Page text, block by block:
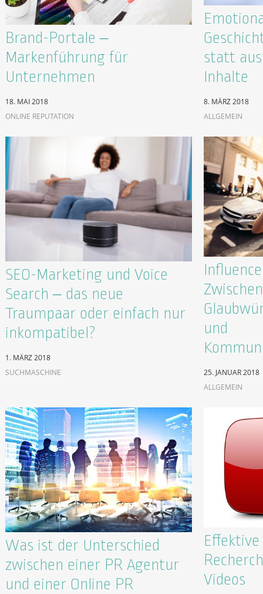
Brand-Portale –
Markenführung für
Unternehmen
18. MAI 2018
ONLINE REPUTATION
statt
Inhalte
8. MÄRZ 2018
ALLGEMEIN
SEO-Marketing und Voice
Search – das neue
Traumpaar oder einfach nur
inkompatibel?
1. MÄRZ 2018
SUCHMASCHINE
Zwischen
und
25. JANUAR 2018
ALLGEMEIN
Was ist der Unterschied
zwischen einer PR Agentur
und einer Online PR
Videos